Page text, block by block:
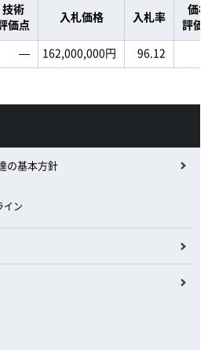
技術
価点
入札価格 入札率
価
評価
― 162,000,000円 96.12
の基本方針
イン